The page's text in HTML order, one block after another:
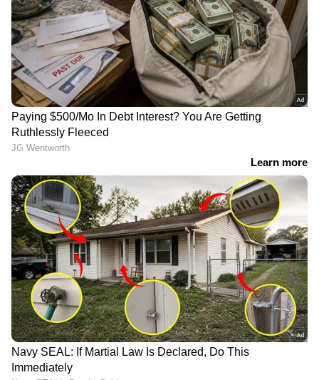
വീണ്ടും വലിയ ചോദ്യചിഹ്നങ്ങൾ
ഉയർത്തുകയാണ്.